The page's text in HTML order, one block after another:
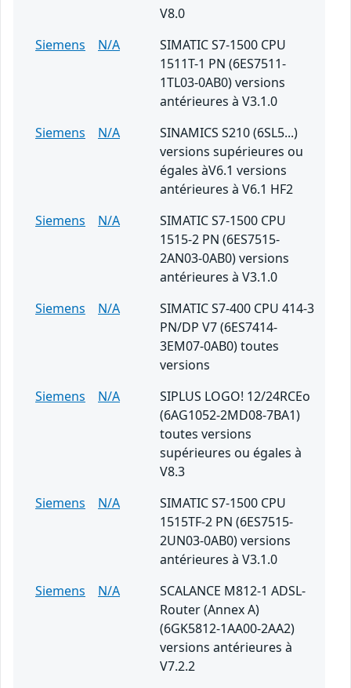
V8.0
Siemens
N/A
SIMATIC S7-1500 CPU
1511T-1 PN (6ES7511-
1TL03-0AB0) versions
antérieures à V3.1.0
Siemens
N/A
SINAMICS S210 (6SL5...)
versions supérieures ou
égales àV6.1 versions
antérieures à V6.1 HF2
Siemens
N/A
SIMATIC S7-1500 CPU
1515-2 PN (6ES7515-
2AN03-0AB0) versions
antérieures à V3.1.0
Siemens
N/A
SIMATIC S7-400 CPU 414-3
PN/DP V7 (6ES7414-
3EM07-0AB0) toutes
versions
Siemens
N/A
SIPLUS LOGO! 12/24RCEo
(6AG1052-2MD08-7BA1)
toutes versions
supérieures ou égales à
V8.3
Siemens
N/A
SIMATIC S7-1500 CPU
1515TF-2 PN (6ES7515-
2UN03-0AB0) versions
antérieures à V3.1.0
Siemens
N/A
SCALANCE M812-1 ADSL-
Router (Annex A)
(6GK5812-1AA00-2AA2)
versions antérieures à
V7.2.2